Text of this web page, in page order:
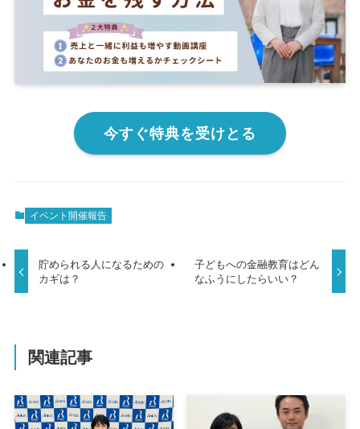
今すぐ特典を受けとる
イベント開催報告
貯められる人になるための
カギは？
子どもへの金融教育はどん
なふうにしたらいい？
関連記事